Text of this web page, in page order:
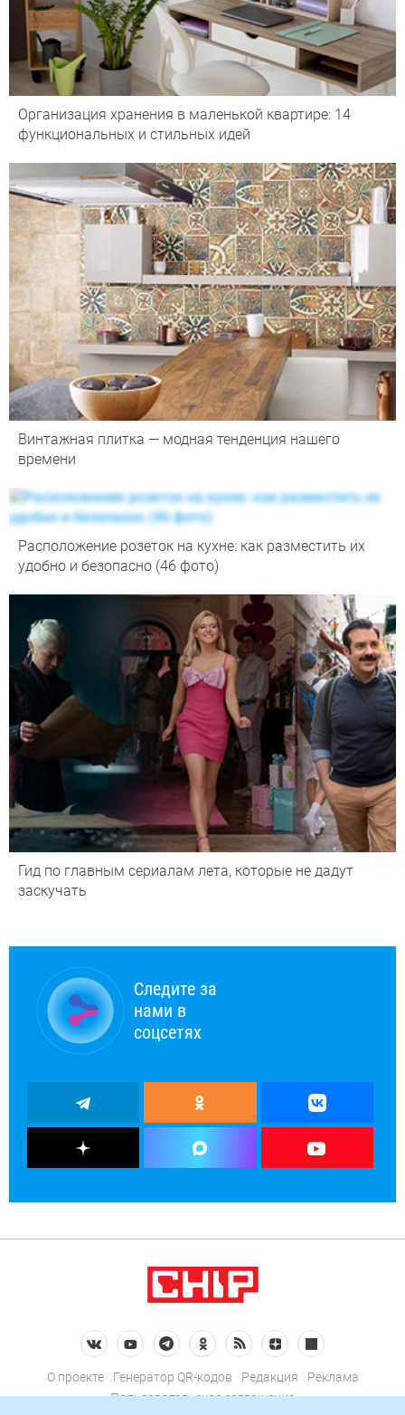
Организация хранения в маленькой квартире: 14
функциональных и стильных идей
Винтажная плитка — модная тенденция нашего
времени
Расположение розеток на кухне: как разместить их
удобно и безопасно (46 фото)
Гид по главным сериалам лета, которые не дадут
заскучать
Следите за
нами в
соцсетях
О проекте Генератор QR-кодов Редакция
Реклама
Пользовательское соглашение